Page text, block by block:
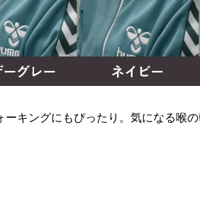
キングにもぴったり。気になる喉